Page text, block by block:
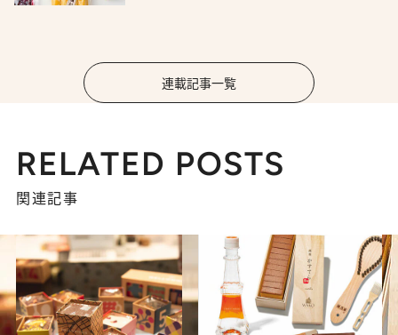
連載記事一覧
RELATED POSTS
関連記事